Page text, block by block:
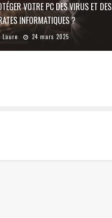
VOTRE PC DES VIRUS ET DES
INFORMATIQUES ?
Laure 24 mars 2025